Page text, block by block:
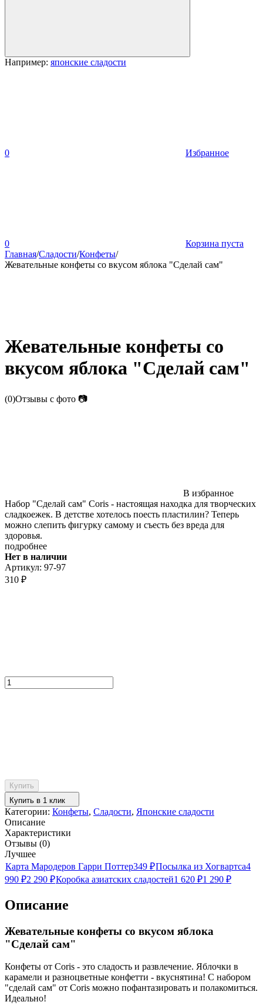
Например: японские сладости
0 Избранное
0
Корзина пуста
Главная/Сладости/Конфеты/
Жевательные конфеты со вкусом яблока "Сделай сам"
Жевательные конфеты со
вкусом яблока "Сделай сам"
(0)Отзывы с фото 📷
В избранное
Набор "Сделай сам" Coris - настоящая находка для творческих
сладкоежек. В детстве хотелось поесть пластилин? Теперь
можно слепить фигурку самому и съесть без вреда для
здоровья.
подробнее
Нет в наличии
Артикул: 97-97
310 ₽
Купить
Купить в 1 клик
Категории: Конфеты, Сладости, Японские сладости
Описание
Характеристики
Отзывы (0)
Лучшее
Карта Мародеров Гарри Поттер349 ₽Посылка из Хогвартса4
990 ₽2 290 ₽Коробка азиатских сладостей1 620 ₽1 290 ₽
Описание
Жевательные конфеты со вкусом яблока
"Сделай сам"
Конфеты от Coris - это сладость и развлечение. Яблочки в
карамели и разноцветные конфетти - вкуснятина! С набором
"сделай сам" от Coris можно пофантазировать и полакомиться.
Идеально!